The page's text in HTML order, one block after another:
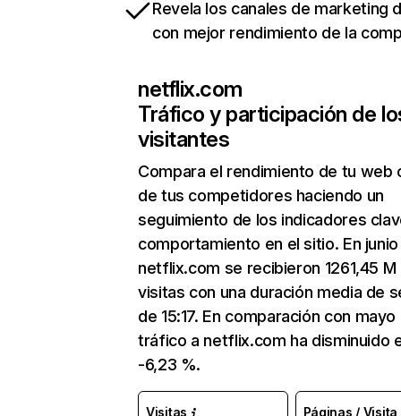
Revela los canales de marketing
con mejor rendimiento de la
netflix.com
Tráfico y participación de
visitantes
Compara el rendimiento de tu web
de tus competidores haciendo un
seguimiento de los indicadores
comportamiento en el sitio. En junio
netflix.com se recibieron 1261,45 M
visitas con una duración media de
de 15:17. En comparación con mayo
tráfico a netflix.com ha disminuido
-6,23 %.
Visitas Páginas / Visita